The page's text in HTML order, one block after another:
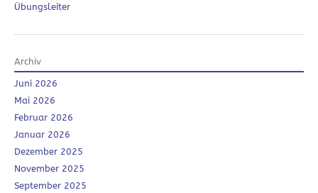
Übungsleiter
Archiv
Juni 2026
Mai 2026
Februar 2026
Januar 2026
Dezember 2025
November 2025
September 2025